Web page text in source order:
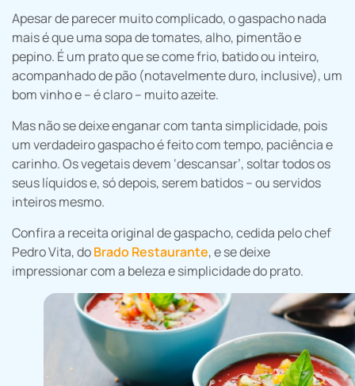
Apesar de parecer muito complicado, o gaspacho nada
mais é que uma sopa de tomates, alho, pimentão e
pepino. É um prato que se come frio, batido ou inteiro,
acompanhado de pão (notavelmente duro, inclusive), um
bom vinho e – é claro – muito azeite.
Mas não se deixe enganar com tanta simplicidade, pois
um verdadeiro gaspacho é feito com tempo, paciência e
carinho. Os vegetais devem ‘descansar’, soltar todos os
seus líquidos e, só depois, serem batidos – ou servidos
inteiros mesmo.
Confira a receita original de gaspacho, cedida pelo chef
Pedro Vita, doBrado Restaurante, e se deixe
impressionar com a beleza e simplicidade do prato.